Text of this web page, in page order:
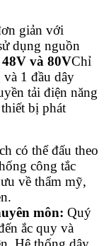
giản với
dụng nguồn
48V và 80VChỉ
1 đầu dây
tải điện năng
bị phát
có thể đấu theo
công tắc
về thẩm mỹ,
môn: Quý
ắc quy và